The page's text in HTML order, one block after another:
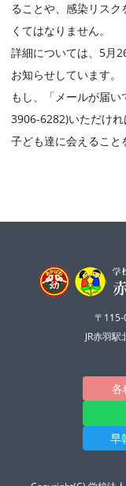
ることや、感染リス
くてはなりません。
詳細については、5月
お知らせしています。
もし、「メールが届
3906-6282)いただけれ
子ども達に会えること
〒
JR赤羽
各
早